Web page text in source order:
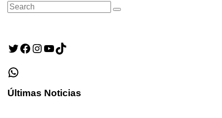
Search
for:
Search
Twitter
Facebook
Instagram
YouTube
TikTok
WhatsApp
Últimas Noticias